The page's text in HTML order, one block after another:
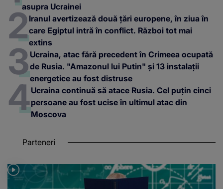
asupra Ucrainei
Iranul avertizează două țări europene, în ziua în
care Egiptul intră în conflict. Război tot mai
extins
Ucraina, atac fără precedent în Crimeea ocupată
de Rusia. "Amazonul lui Putin" și 13 instalații
energetice au fost distruse
Ucraina continuă să atace Rusia. Cel puțin cinci
persoane au fost ucise în ultimul atac din
Moscova
Parteneri